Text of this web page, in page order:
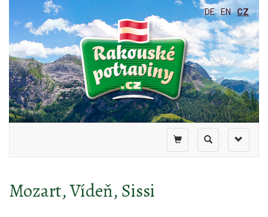
DE EN CZ
Toggle
Toggle
search
Toggle
shopping
Mozart, Vídeň, Sissi